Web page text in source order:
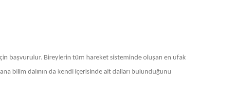
başvurulur. Bireylerin tüm hareket sisteminde oluşan en ufak
ana bilim dalının da kendi içerisinde alt dalları bulunduğunu